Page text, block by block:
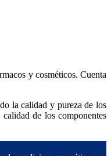
y cosméticos. Cuenta
la calidad y pureza de los
de los componentes